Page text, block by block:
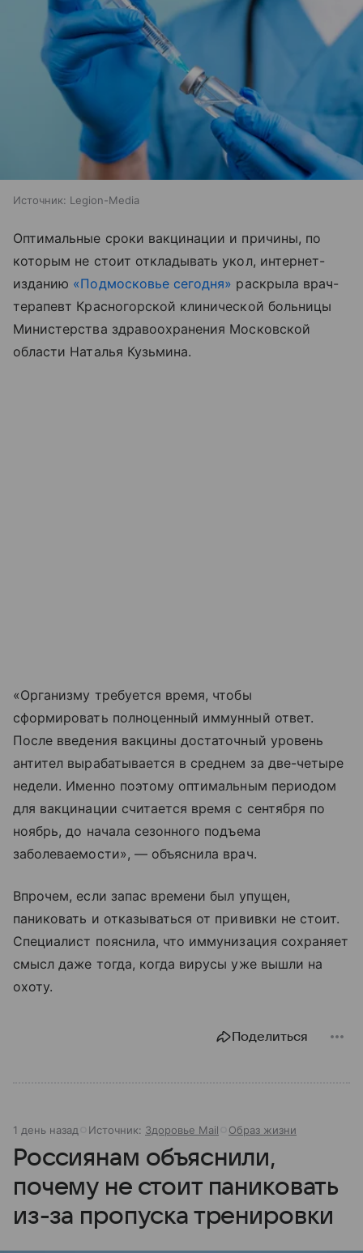
Источник: Legion-Media
Оптимальные сроки вакцинации и причины, по
которым не стоит откладывать укол, интернет-
изданию «Подмосковье сегодня» раскрыла врач-
терапевт Красногорской клинической больницы
Министерства здравоохранения Московской
области Наталья Кузьмина.
«Организму требуется время, чтобы
сформировать полноценный иммунный ответ.
После введения вакцины достаточный уровень
антител вырабатывается в среднем за две-четыре
недели. Именно поэтому оптимальным периодом
для вакцинации считается время с сентября по
ноябрь, до начала сезонного подъема
заболеваемости», — объяснила врач.
Впрочем, если запас времени был упущен,
паниковать и отказываться от прививки не стоит.
Специалист пояснила, что иммунизация сохраняет
смысл даже тогда, когда вирусы уже вышли на
охоту.
Поделиться
1 день назад Источник: Здоровье Mail Образ жизни
Россиянам объяснили,
почему не стоит паниковать
из-за пропуска тренировки